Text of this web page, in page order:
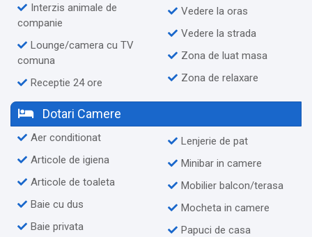
Interzis animale de
companie
Lounge/camera cu TV
comuna
Receptie 24 ore
Vedere la oras
Vedere la strada
Zona de luat masa
Zona de relaxare
Dotari Camere
Aer conditionat
Articole de igiena
Articole de toaleta
Baie cu dus
Baie privata
Lenjerie de pat
Minibar in camere
Mobilier balcon/terasa
Mocheta in camere
Papuci de casa